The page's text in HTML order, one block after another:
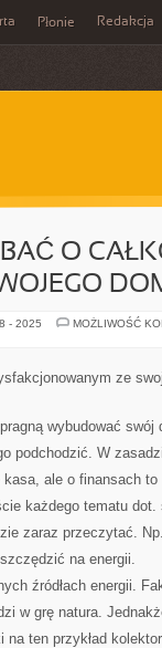
Płonie Redakcja
O
- 2025
MOŻLIWOŚĆ
ze
wybudować
podchodzić. W
ale o finansach
każdego tematu dot.
zaraz przeczytać.
na energii.
źródłach energii.
w grę natura.
ten przykład